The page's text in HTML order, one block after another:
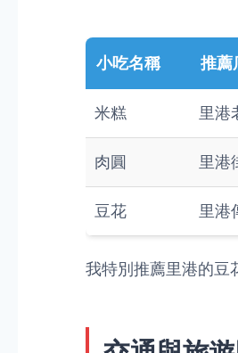
小吃名稱 推薦
米糕 里港
肉圓 里港
豆花 里港
我特別推薦里港的豆